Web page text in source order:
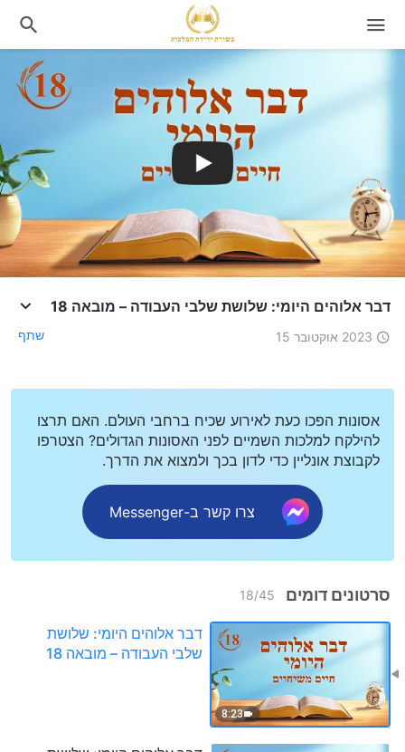
דבר אלוהים היומי: שלושת שלבי העבודה – מובאה 18
2023 אוקטובר 15 שתף
אסונות הפכו כעת לאירוע שכיח ברחבי העולם. האם תרצו
להילקח למלכות השמיים לפני האסונות הגדולים? הצטרפו
לקבוצת אונליין כדי לדון בכך ולמצוא את הדרך.
צרו קשר ב-Messenger
סרטונים דומים 18/45
8:23
דבר אלוהים היומי: שלושת
שלבי העבודה – מובאה 18